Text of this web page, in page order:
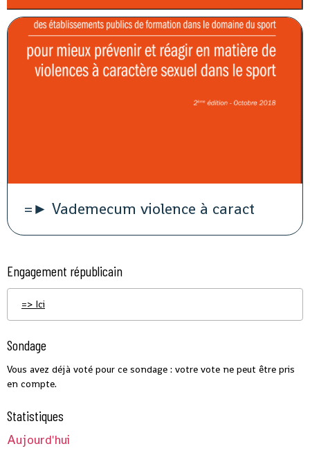
=► Vademecum violence à caract
Engagement républicain
=> Ici
Sondage
Vous avez déjà voté pour ce sondage : votre vote ne peut être pris
en compte.
Statistiques
Aujourd'hui